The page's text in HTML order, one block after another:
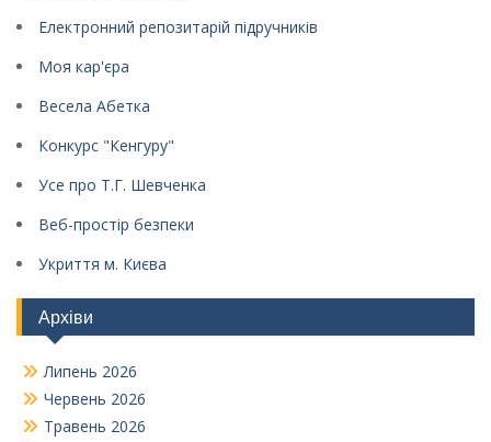
Електронний репозитарій підручників
Моя кар'єра
Весела Абетка
Конкурс "Кенгуру"
Усе про Т.Г. Шевченка
Веб-простір безпеки
Укриття м. Києва
Архіви
Липень 2026
Червень 2026
Травень 2026